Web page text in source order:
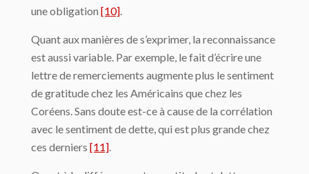
une obligation [10]
Quant aux manières de s’exprimer, la reconnaissance
est aussi variable. Par exemple, le fait d’écrire une
lettre de remerciements augmente plus le sentiment
de gratitude chez les Américains que chez les
Coréens. Sans doute est-ce à cause de la corrélation
avec le sentiment de dette, qui est plus grande chez
ces derniers [11]